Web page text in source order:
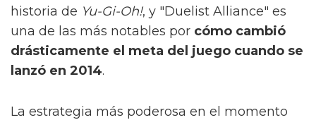
historia de Yu-Gi-Oh!, y "Duelist Alliance" es
una de las más notables por cómo cambió
drásticamente el meta del juego cuando se
lanzó en 2014.
La estrategia más poderosa en el momento